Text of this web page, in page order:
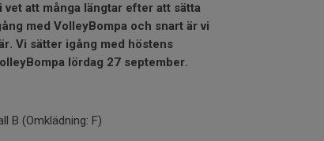
vet att många längtar efter att sätta
med VolleyBompa och snart är vi
Vi sätter igång med höstens
lördag 27 september.
B (Omklädning: F)